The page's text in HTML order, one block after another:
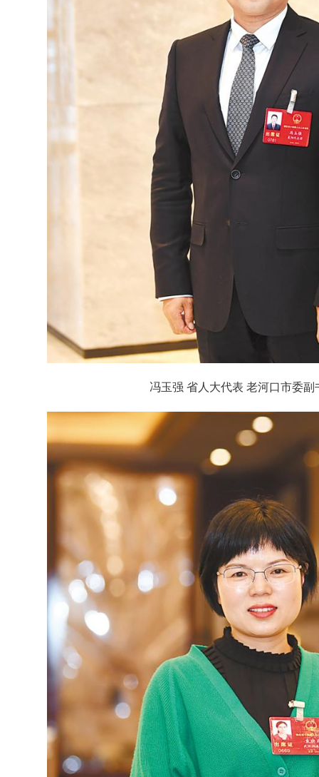
冯玉强 省人大代表 老河口市委副